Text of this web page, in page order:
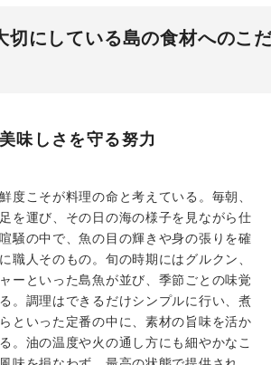
切にしている島の食材へのこ
味しさを守る努力
度こそが料理の命と考えている。毎朝、
を運び、その日の海の様子を見ながら仕
騒の中で、魚の目の輝きや身の張りを確
職人そのもの。旬の時期にはグルクン、
ーといった島魚が並び、季節ごとの味覚
。調理はできるだけシンプルに行い、煮
といった定番の中に、素材の旨味を活か
。油の温度や火の通し方にも細やかなこ